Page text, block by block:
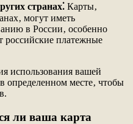
странах⁚ Карты‚
могут иметь
в России‚ особенно
российские платежные
использования вашей
определенном месте‚ чтобы
ли ваша карта